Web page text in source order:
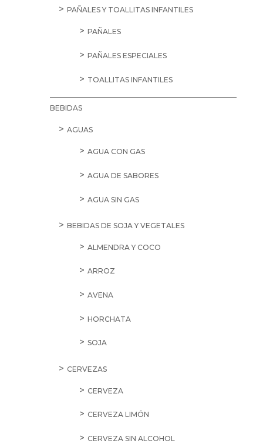
PAÑALES Y TOALLITAS INFANTILES
PAÑALES
PAÑALES ESPECIALES
TOALLITAS INFANTILES
BEBIDAS
AGUAS
AGUA CON GAS
AGUA DE SABORES
AGUA SIN GAS
BEBIDAS DE SOJA Y VEGETALES
ALMENDRA Y COCO
ARROZ
AVENA
HORCHATA
SOJA
CERVEZAS
CERVEZA
CERVEZA LIMÓN
CERVEZA SIN ALCOHOL